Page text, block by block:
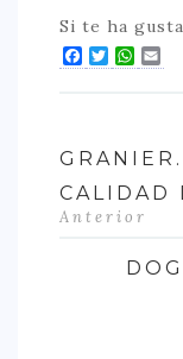
Si te ha
Facebook
Twitter
CALIDAD
Anterior